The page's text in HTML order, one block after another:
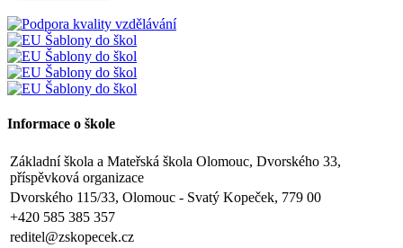
Informace o škole
Základní škola a Mateřská škola Olomouc, Dvorského 33,
příspěvková organizace
Dvorského 115/33, Olomouc - Svatý Kopeček, 779 00
+420 585 385 357
reditel@zskopecek.cz